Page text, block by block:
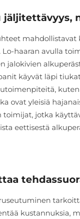
jäljitettävyys,
Lo-haaran avulla
jalokivien
käyvät läpi
ovat yleisiä
toimijat, jotka
eettisestä
kustannuksia,